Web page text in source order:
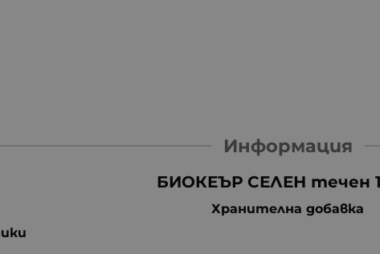
Информация
БИОКЕЪР СЕЛЕН течен
Хранителна добавка